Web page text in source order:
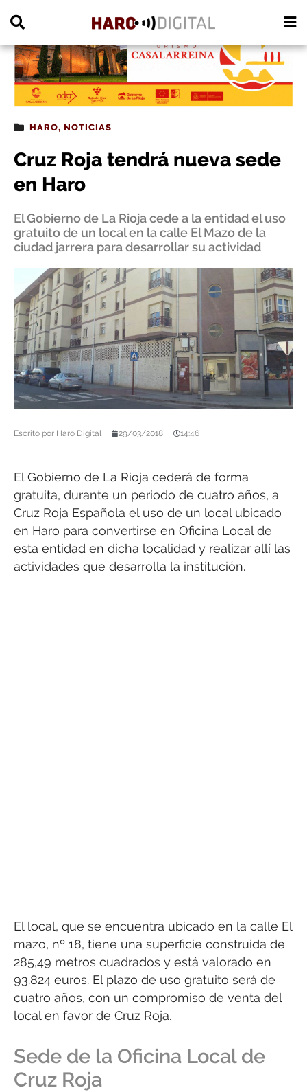
HARO, NOTICIAS
Cruz Roja tendrá nueva sede
en Haro
El Gobierno de La Rioja cede a la entidad el uso
gratuito de un local en la calle El Mazo de la
ciudad jarrera para desarrollar su actividad
Escrito por Haro Digital 29/03/2018 14:46
El Gobierno de La Rioja cederá de forma
gratuita, durante un periodo de cuatro años, a
Cruz Roja Española el uso de un local ubicado
en Haro para convertirse en Oficina Local de
esta entidad en dicha localidad y realizar allí las
actividades que desarrolla la institución.
El local, que se encuentra ubicado en la calle El
mazo, nº 18, tiene una superficie construida de
285,49 metros cuadrados y está valorado en
93.824 euros. El plazo de uso gratuito será de
cuatro años, con un compromiso de venta del
local en favor de Cruz Roja.
Sede de la Oficina Local de
Cruz Roja